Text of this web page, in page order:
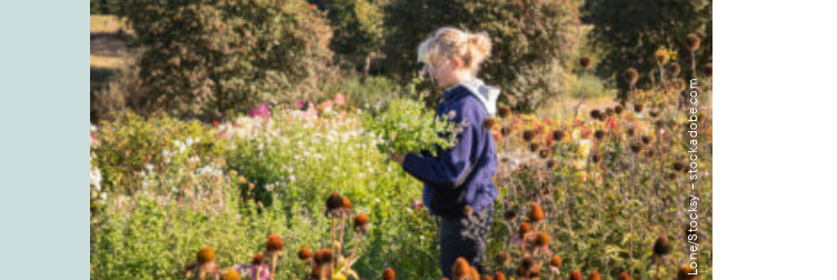
Bild: Lior + Lone/Stocksy – stock.adobe.com